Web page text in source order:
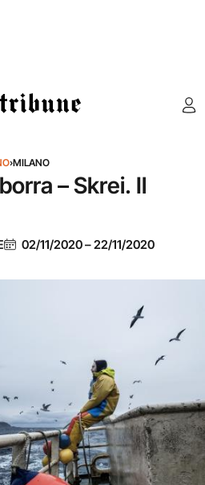
›MILANO
– Skrei. Il
02/11/2020–22/11/2020